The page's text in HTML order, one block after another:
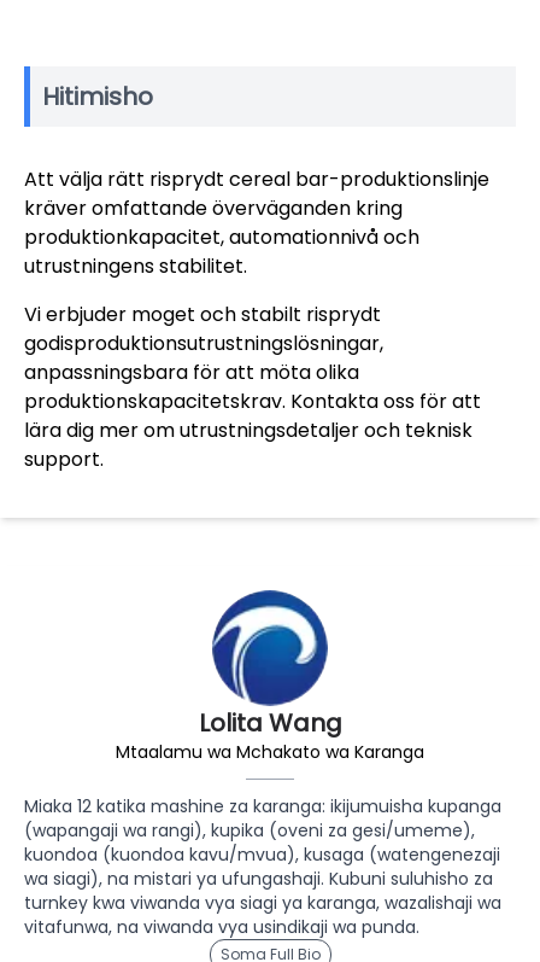
Lolita Wang
Mtaalamu wa Mchakato wa Karanga
Miaka 12 katika mashine za karanga: ikijumuisha kupanga
(wapangaji wa rangi), kupika (oveni za gesi/umeme),
kuondoa (kuondoa kavu/mvua), kusaga (watengenezaji
wa siagi), na mistari ya ufungashaji. Kubuni suluhisho za
turnkey kwa viwanda vya siagi ya karanga, wazalishaji wa
vitafunwa, na viwanda vya usindikaji wa punda.
Soma Full Bio
Hitimisho
Att välja rätt risprydt cereal bar-produktionslinje
kräver omfattande överväganden kring
produktionkapacitet, automationnivå och
utrustningens stabilitet.
Vi erbjuder moget och stabilt risprydt
godisproduktionsutrustningslösningar,
anpassningsbara för att möta olika
produktionskapacitetskrav. Kontakta oss för att
lära dig mer om utrustningsdetaljer och teknisk
support.